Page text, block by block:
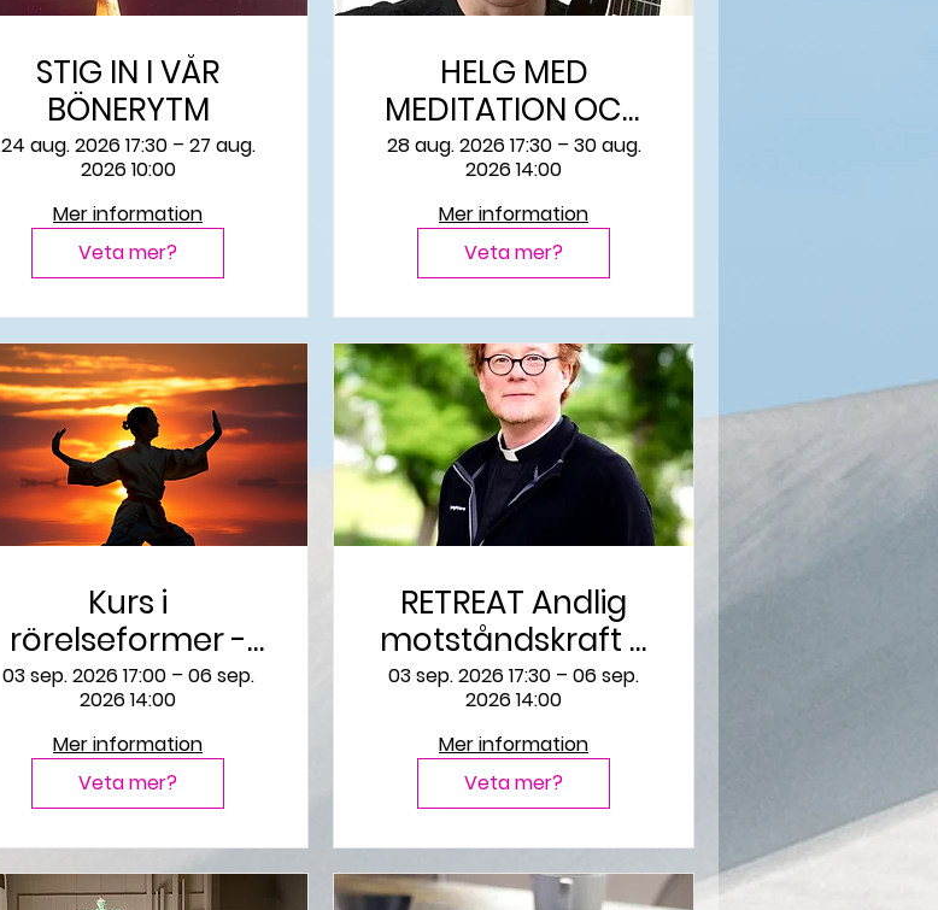
STIG IN I VÅR
BÖNERYTM
24 aug. 2026 17:30 – 27 aug.
2026 10:00
Mer information
Veta mer?
HELG MED
MEDITATION OCH
YIN YOGA
28 aug. 2026 17:30 – 30 aug.
2026 14:00
Mer information
Veta mer?
Kurs i
rörelseformer -
hämtade från
essensen av Tai
chi och
Zenmeditation
03 sep. 2026 17:00 – 06 sep.
2026 14:00
Mer information
Veta mer?
RETREAT Andlig
motståndskraft –
överlåtelsens
skenbara
självklarhet
03 sep. 2026 17:30 – 06 sep.
2026 14:00
Mer information
Veta mer?